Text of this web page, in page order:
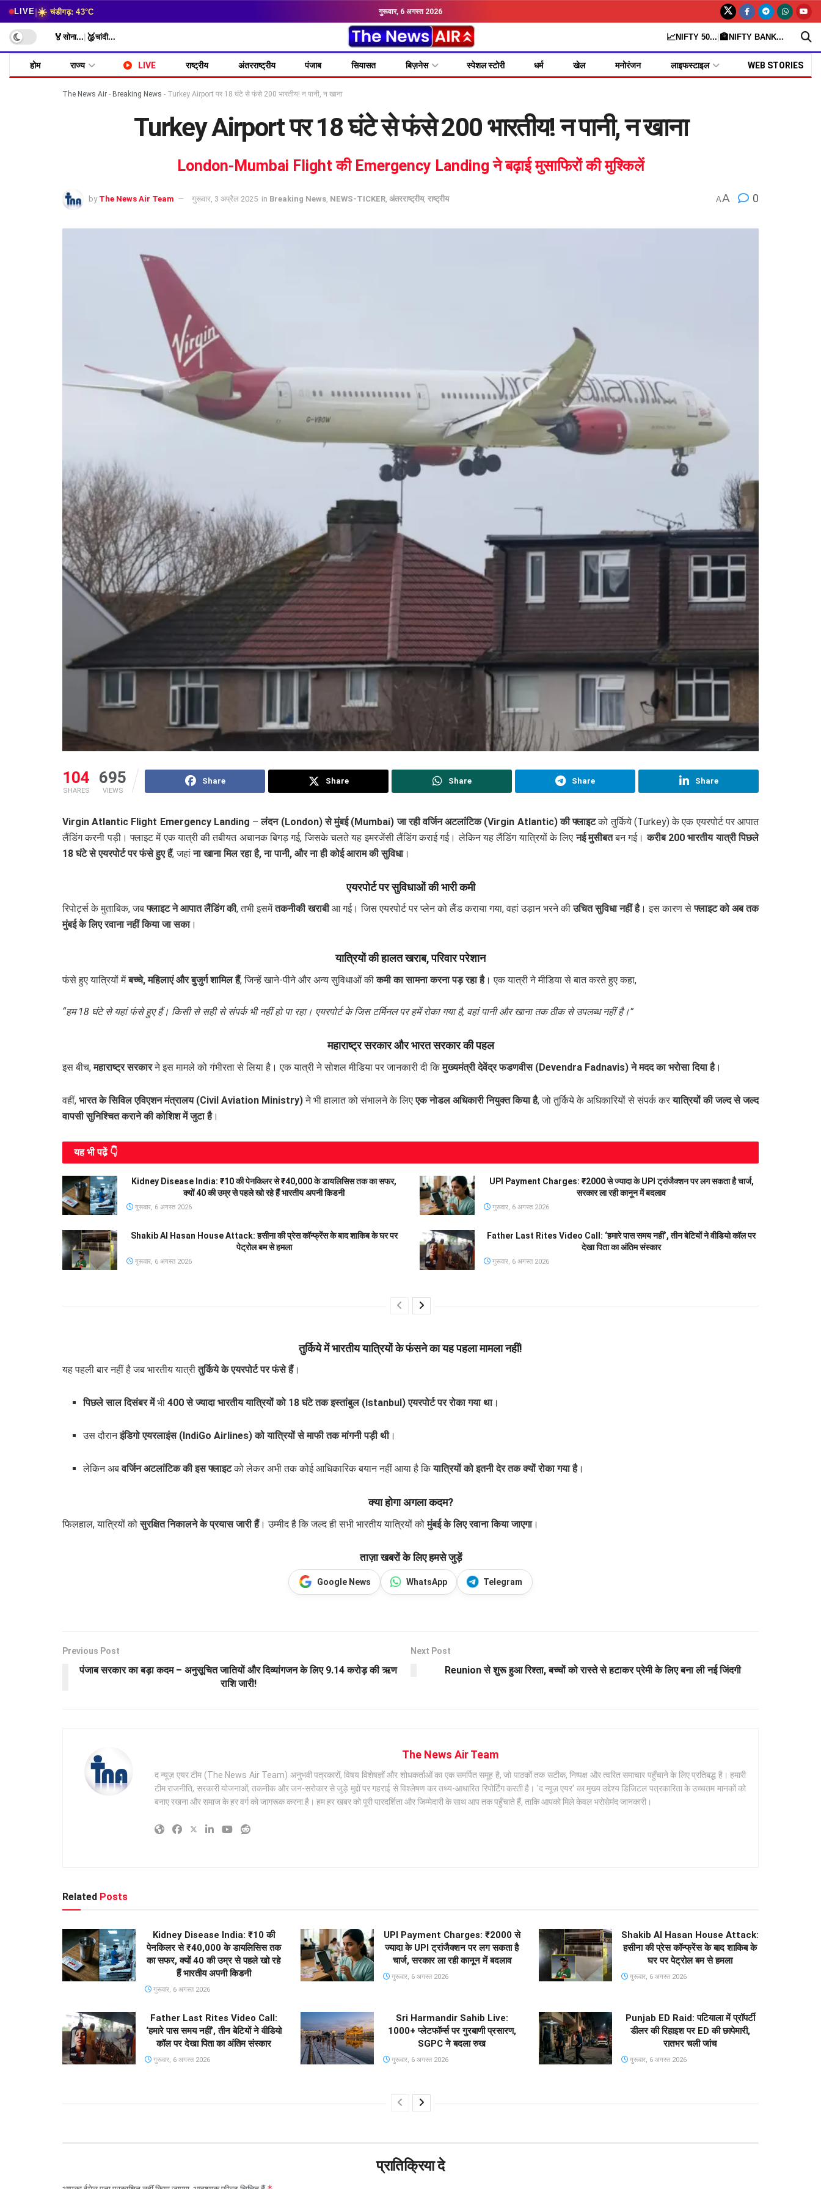
LIVE|☀️ चंडीगढ़: 43°C गुरूवार, 6 अगस्त 2026
🏅सोना... 🥈चांदी... 📈NIFTY 50... 🏦NIFTY BANK...
होम राज्य LIVE राष्ट्रीय अंतरराष्ट्रीय पंजाब सियासत बिज़नेस स्पेशल स्टोरी धर्म खेल मनोरंजन लाइफस्टाइल WEB STORIES
The News Air - Breaking News - Turkey Airport पर 18 घंटे से फंसे 200 भारतीय! न पानी, न खाना
Turkey Airport पर 18 घंटे से फंसे 200 भारतीय! न पानी, न खाना
London-Mumbai Flight की Emergency Landing ने बढ़ाई मुसाफिरों की मुश्किलें
by The News Air Team गुरूवार, 3 अप्रैल 2025 in Breaking News NEWS-TICKER अंतरराष्ट्रीय, राष्ट्रीय AA 0
104
SHARES
695
VIEWS
Share Share Share Share Share
Virgin Atlantic Flight Emergency Landing –लंदन (London) से मुंबई (Mumbai) जा रही वर्जिन अटलांटिक (Virgin Atlantic) की फ्लाइटको तुर्किये (Turkey) के एक एयरपोर्ट पर आपात
लैंडिंग करनी पड़ी। फ्लाइट में एक यात्री की तबीयत अचानक बिगड़ गई, जिसके चलते यह इमरजेंसी लैंडिंग कराई गई। लेकिन यह लैंडिंग यात्रियों के लिएनई मुसीबतबन गई।करीब 200 भारतीय यात्री पिछले
18 घंटे से एयरपोर्ट पर फंसे हुए हैं, जहांना खाना मिल रहा है, ना पानी, और ना ही कोई आराम की सुविधा।
एयरपोर्ट पर सुविधाओं की भारी कमी
रिपोर्ट्स के मुताबिक, जबफ्लाइट ने आपात लैंडिंग की, तभी इसमेंतकनीकी खराबीआ गई। जिस एयरपोर्ट पर प्लेन को लैंड कराया गया, वहां उड़ान भरने कीउचित सुविधा नहीं है। इस कारण सेफ्लाइट को अब तक
मुंबई के लिए रवाना नहीं किया जा सका।
यात्रियों की हालत खराब, परिवार परेशान
फंसे हुए यात्रियों मेंबच्चे, महिलाएं और बुजुर्ग शामिल हैं, जिन्हें खाने-पीने और अन्य सुविधाओं कीकमी का सामना करना पड़ रहा है। एक यात्री ने मीडिया से बात करते हुए कहा,
“हम 18 घंटे से यहां फंसे हुए हैं। किसी से सही से संपर्क भी नहीं हो पा रहा। एयरपोर्ट के जिस टर्मिनल पर हमें रोका गया है, वहां पानी और खाना तक ठीक से उपलब्ध नहीं है।”
महाराष्ट्र सरकार और भारत सरकार की पहल
इस बीच,महाराष्ट्र सरकारने इस मामले को गंभीरता से लिया है। एक यात्री ने सोशल मीडिया पर जानकारी दी किमुख्यमंत्री देवेंद्र फडणवीस (Devendra Fadnavis) ने मदद का भरोसा दिया है।
वहीं, भारत के सिविल एविएशन मंत्रालय (Civil Aviation Ministry)ने भी हालात को संभालने के लिएएक नोडल अधिकारी नियुक्त किया है, जो तुर्किये के अधिकारियों से संपर्क करयात्रियों की जल्द से जल्द
वापसी सुनिश्चित कराने की कोशिश में जुटा है।
यह भी पढे़ं 👇
Kidney Disease India: ₹10 की पेनकिलर से ₹40,000 के डायलिसिस तक का सफर,
क्यों 40 की उम्र से पहले खो रहे हैं भारतीय अपनी किडनी
गुरूवार, 6 अगस्त 2026
UPI Payment Charges: ₹2000 से ज्यादा के UPI ट्रांजैक्शन पर लग सकता है चार्ज,
सरकार ला रही कानून में बदलाव
गुरूवार, 6 अगस्त 2026
Shakib Al Hasan House Attack: हसीना की प्रेस कॉन्फ्रेंस के बाद शाकिब के घर पर
पेट्रोल बम से हमला
गुरूवार, 6 अगस्त 2026
Father Last Rites Video Call: ‘हमारे पास समय नहीं’, तीन बेटियों ने वीडियो कॉल पर
देखा पिता का अंतिम संस्कार
गुरूवार, 6 अगस्त 2026
तुर्किये में भारतीय यात्रियों के फंसने का यह पहला मामला नहीं!
यह पहली बार नहीं है जब भारतीय यात्रीतुर्किये के एयरपोर्ट पर फंसे हैं।
पिछले साल दिसंबर मेंभी400 से ज्यादा भारतीय यात्रियों को 18 घंटे तक इस्तांबुल (Istanbul) एयरपोर्ट पर रोका गया था।
उस दौरानइंडिगो एयरलाइंस (IndiGo Airlines) को यात्रियों से माफी तक मांगनी पड़ी थी।
लेकिन अबवर्जिन अटलांटिक की इस फ्लाइटको लेकर अभी तक कोई आधिकारिक बयान नहीं आया है कियात्रियों को इतनी देर तक क्यों रोका गया है।
क्या होगा अगला कदम?
फिलहाल, यात्रियों कोसुरक्षित निकालने के प्रयास जारी हैं। उम्मीद है कि जल्द ही सभी भारतीय यात्रियों कोमुंबई के लिए रवाना किया जाएगा।
ताज़ा खबरों के लिए हमसे जुड़ें
Google News WhatsApp Telegram
Previous Post
पंजाब सरकार का बड़ा कदम – अनुसूचित जातियों और दिव्यांगजन के लिए 9.14 करोड़ की ऋण
राशि जारी!
Next Post
Reunion से शुरू हुआ रिश्ता, बच्चों को रास्ते से हटाकर प्रेमी के लिए बना ली नई जिंदगी
The News Air Team
द न्यूज़ एयर टीम (The News Air Team) अनुभवी पत्रकारों, विषय विशेषज्ञों और शोधकर्ताओं का एक समर्पित समूह है, जो पाठकों तक सटीक, निष्पक्ष और त्वरित समाचार पहुँचाने के लिए प्रतिबद्ध है। हमारी
टीम राजनीति, सरकारी योजनाओं, तकनीक और जन-सरोकार से जुड़े मुद्दों पर गहराई से विश्लेषण कर तथ्य-आधारित रिपोर्टिंग करती है। 'द न्यूज़ एयर' का मुख्य उद्देश्य डिजिटल पत्रकारिता के उच्चतम मानकों को
बनाए रखना और समाज के हर वर्ग को जागरूक करना है। हम हर खबर को पूरी पारदर्शिता और जिम्मेदारी के साथ आप तक पहुँचाते हैं, ताकि आपको मिले केवल भरोसेमंद जानकारी।
Related Posts
Kidney Disease India: ₹10 की
पेनकिलर से ₹40,000 के डायलिसिस तक
का सफर, क्यों 40 की उम्र से पहले खो रहे
हैं भारतीय अपनी किडनी
गुरूवार, 6 अगस्त 2026
UPI Payment Charges: ₹2000 से
ज्यादा के UPI ट्रांजैक्शन पर लग सकता है
चार्ज, सरकार ला रही कानून में बदलाव
गुरूवार, 6 अगस्त 2026
Shakib Al Hasan House Attack:
हसीना की प्रेस कॉन्फ्रेंस के बाद शाकिब के
घर पर पेट्रोल बम से हमला
गुरूवार, 6 अगस्त 2026
Father Last Rites Video Call:
‘हमारे पास समय नहीं’, तीन बेटियों ने वीडियो
कॉल पर देखा पिता का अंतिम संस्कार
गुरूवार, 6 अगस्त 2026
Sri Harmandir Sahib Live:
1000+ प्लेटफॉर्म्स पर गुरबाणी प्रसारण,
SGPC ने बदला रुख
गुरूवार, 6 अगस्त 2026
Punjab ED Raid: पटियाला में प्रॉपर्टी
डीलर की रिहाइश पर ED की छापेमारी,
रातभर चली जांच
गुरूवार, 6 अगस्त 2026
प्रातिक्रिया दे